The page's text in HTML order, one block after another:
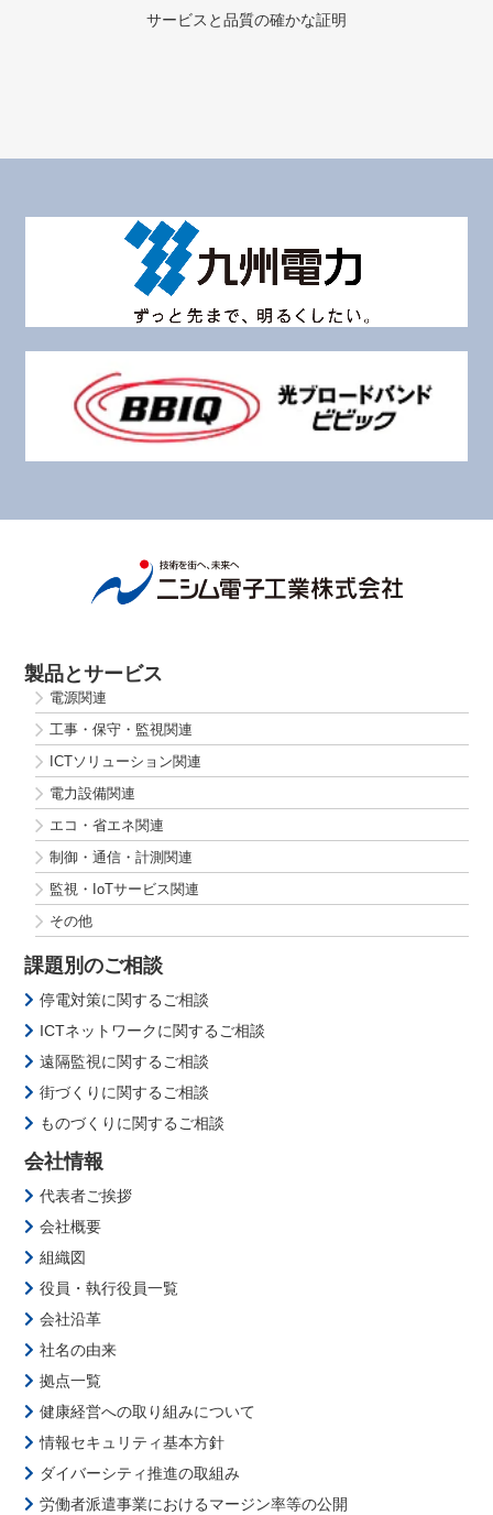
サービスと品質の確かな証明
製品とサービス
電源関連
工事・保守・監視関連
ICTソリューション関連
電力設備関連
エコ・省エネ関連
制御・通信・計測関連
監視・IoTサービス関連
その他
課題別のご相談
停電対策に関するご相談
ICTネットワークに関するご相談
遠隔監視に関するご相談
街づくりに関するご相談
ものづくりに関するご相談
会社情報
代表者ご挨拶
会社概要
組織図
役員・執行役員一覧
会社沿革
社名の由来
拠点一覧
健康経営への取り組みについて
情報セキュリティ基本方針
ダイバーシティ推進の取組み
労働者派遣事業におけるマージン率等の公開